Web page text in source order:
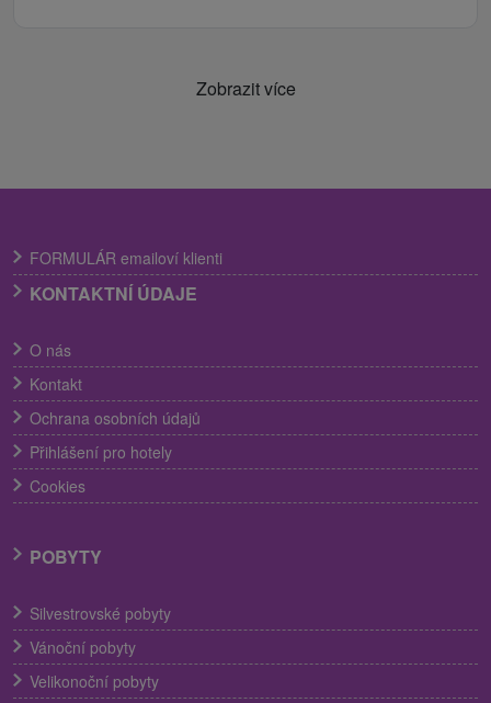
Zobrazit více
FORMULÁR emailoví klienti
KONTAKTNÍ ÚDAJE
O nás
Kontakt
Ochrana osobních údajů
Přihlášení pro hotely
Cookies
POBYTY
Silvestrovské pobyty
Vánoční pobyty
Velikonoční pobyty